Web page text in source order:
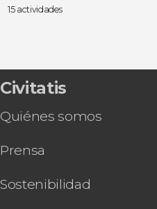
15 actividades
Civitatis
Quiénes somos
Prensa
Sostenibilidad